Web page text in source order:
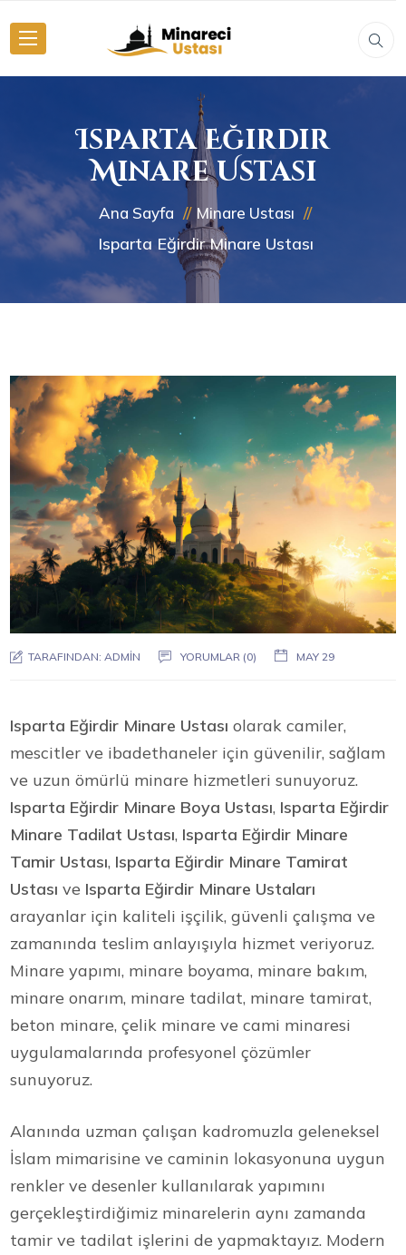
Isparta Eğirdir
Minare Ustası
Ana Sayfa Minare Ustası
Isparta Eğirdir Minare Ustası
TARAFINDAN: ADMIN YORUMLAR (0) MAY 29
Isparta Eğirdir Minare Ustası olarak camiler,
mescitler ve ibadethaneler için güvenilir, sağlam
ve uzun ömürlü minare hizmetleri sunuyoruz.
Isparta Eğirdir Minare Boya Ustası, Isparta Eğirdir
Minare Tadilat Ustası, Isparta Eğirdir Minare
Tamir Ustası, Isparta Eğirdir Minare Tamirat
Ustası ve Isparta Eğirdir Minare Ustaları
arayanlar için kaliteli işçilik, güvenli çalışma ve
zamanında teslim anlayışıyla hizmet veriyoruz.
Minare yapımı, minare boyama, minare bakım,
minare onarım, minare tadilat, minare tamirat,
beton minare, çelik minare ve cami minaresi
uygulamalarında profesyonel çözümler
sunuyoruz.
Alanında uzman çalışan kadromuzla geleneksel
İslam mimarisine ve caminin lokasyonuna uygun
renkler ve desenler kullanılarak yapımını
gerçekleştirdiğimiz minarelerin aynı zamanda
tamir ve tadilat işlerini de yapmaktayız. Modern